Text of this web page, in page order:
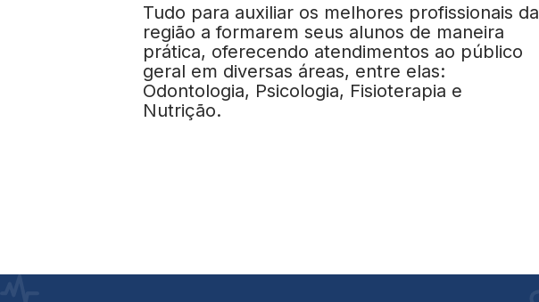
Tudo para auxiliar os melhores profissionais da
região a formarem seus alunos de maneira
prática, oferecendo atendimentos ao público
geral em diversas áreas, entre elas:
Odontologia, Psicologia, Fisioterapia e
Nutrição.